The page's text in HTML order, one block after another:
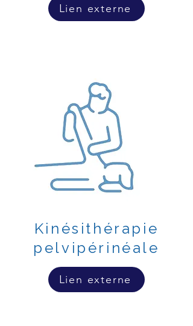
Lien externe
Kinésithérapie
pelvipérinéale
Lien externe